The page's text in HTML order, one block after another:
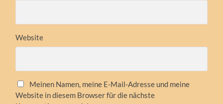
Website
Meinen Namen, meine E-Mail-Adresse und meine
Website in diesem Browser für die nächste